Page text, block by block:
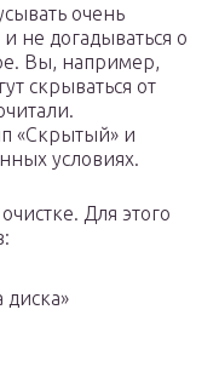
очень
не догадываться о
Вы, например,
скрываться от
«Скрытый» и
условиях.
Для этого
диска»